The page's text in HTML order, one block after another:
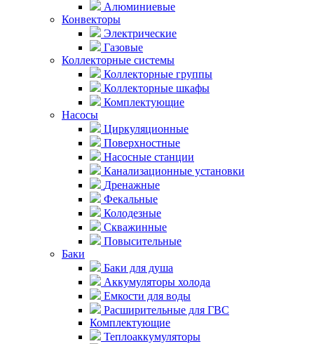
Алюминиевые
Конвекторы
Электрические
Газовые
Коллекторные системы
Коллекторные группы
Коллекторные шкафы
Комплектующие
Насосы
Циркуляционные
Поверхностные
Насосные станции
Канализационные установки
Дренажные
Фекальные
Колодезные
Скважинные
Повысительные
Баки
Баки для душа
Аккумуляторы холода
Емкости для воды
Расширительные для ГВС
Комплектующие
Теплоаккумуляторы